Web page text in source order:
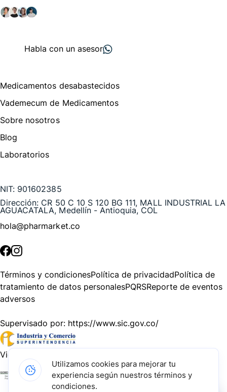
Habla con un asesor
Medicamentos desabastecidos
Vademecum de Medicamentos
Sobre nosotros
Blog
Laboratorios
NIT: 901602385
Dirección: CR 50 C 10 S 120 BG 111, MALL INDUSTRIAL LA
AGUACATALA, Medellín - Antioquia, COL
hola@pharmarket.co
Términos y condicionesPolítica de privacidadPolítica de
tratamiento de datos personalesPQRSReporte de eventos
adversos
Supervisado por: https://www.sic.gov.co/
Vigilado por:
Gracias a nuestros impulsadores, podemos presentarte la
Utilizamos cookies para mejorar tu
experiencia según nuestros términos y
condiciones.